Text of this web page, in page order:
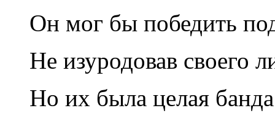
Он мог бы победить
Не изуродовав своего
Но их была целая